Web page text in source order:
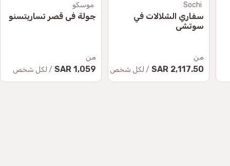
Sochi
سفاري الشلالات في
سوتشي
من
2,117.50 SAR / لكل شخص
موسكو
جولة في قصر تساريتسنو
من
1,059 SAR / لكل شخص